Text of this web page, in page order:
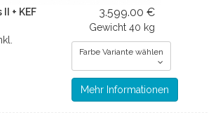
+ KEF
3.599.00 €
Gewicht 40 kg
Farbe Variante wählen
Mehr Informationen